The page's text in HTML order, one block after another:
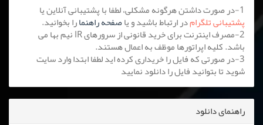
1-در صورت داشتن هرگونه مشکلی، لطفا با پشتیبانی آنلاین یا
پشتیبانی تلگرامدر ارتباط باشید و یاصفحه راهنمارا بخوانید.
2-مصرف اینترنت برای خرید قانونی از سرورهای IR نیم بها می
باشد. کلیه اپراتورها موظف به اعمال هستند.
3-در صورتی که فایل را خریداری کرده اید لطفا ابتدا وارد سایت
شوید تا بتوانید فایل را دانلود نمایید
راهنمای دانلود